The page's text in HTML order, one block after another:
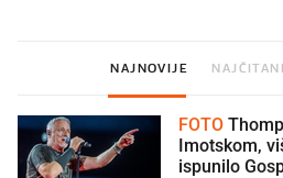
NAJNOVIJE
FOTO
Imotskom,
ispunilo